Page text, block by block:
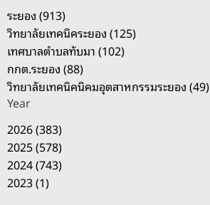
ระยอง (913)
วิทยาลัยเทคนิคระยอง (125)
เทศบาลตำบลทับมา (102)
กกต.ระยอง (88)
วิทยาลัยเทคนิคนิคมอุตสาหกรรมระยอง (49)
Year
2026 (383)
2025 (578)
2024 (743)
2023 (1)